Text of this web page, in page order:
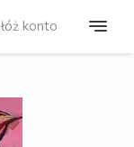
konto